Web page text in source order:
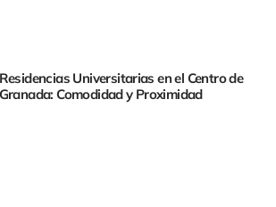
Residencias Universitarias en el Centro de
Granada: Comodidad y Proximidad